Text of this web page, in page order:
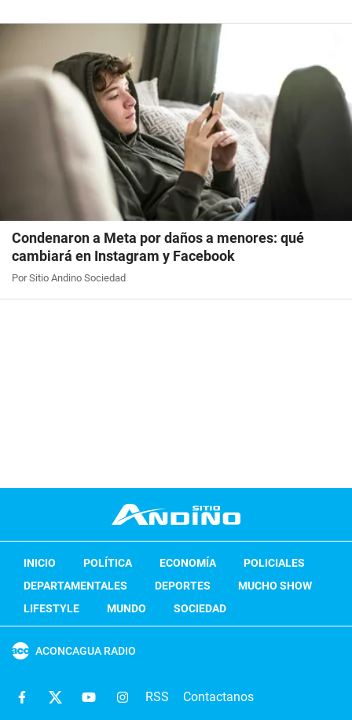
Condenaron a Meta por daños a menores: qué
cambiará en Instagram y Facebook
Por Sitio Andino Sociedad
INICIO POLÍTICA ECONOMÍA
POLICIALES
DEPARTAMENTALES
DEPORTES
MUCHO SHOW
LIFESTYLE
MUNDO SOCIEDAD
ACONCAGUA RADIO
RSS Contactanos